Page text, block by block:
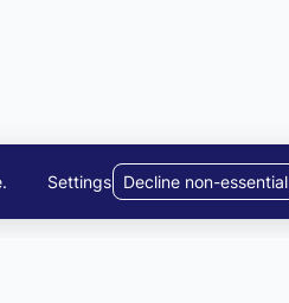
. Settings Decline non-essential